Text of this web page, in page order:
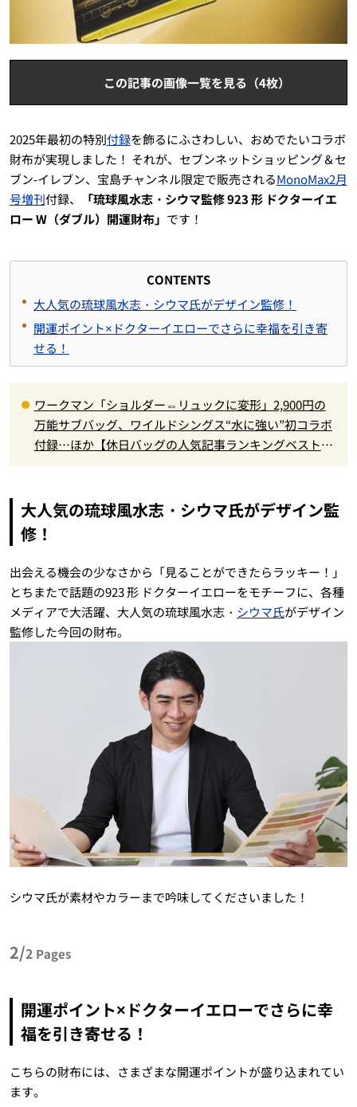
この記事の画像一覧を見る（4枚）
2025年最初の特別付録を飾るにふさわしい、おめでたいコラボ
財布が実現しました！ それが、セブンネットショッピング＆セ
ブン‐イレブン、宝島チャンネル限定で販売されるMonoMax2月
号増刊付録、
「琉球風水志・シウマ監修 923 形 ドクターイエ
ロー W（ダブル）開運財布」 です！
CONTENTS
大人気の琉球風水志・シウマ氏がデザイン監修！
開運ポイント×ドクターイエローでさらに幸福を引き寄
せる！
ワークマン「ショルダー⇔リュックに変形」2,900円の
万能サブバッグ、ワイルドシングス“水に強い”初コラボ
付録…ほか【休日バッグの人気記事ランキングベスト
大人気の琉球風水志・シウマ氏がデザイン監
修！
出会える機会の少なさから「見ることができたらラッキー！」
とちまたで話題の923 形 ドクターイエローをモチーフに、各種
メディアで大活躍、大人気の琉球風水志・ シウマ氏がデザイン
監修した今回の財布。
シウマ氏が素材やカラーまで吟味してくださいました！
2/2 Pages
開運ポイント×ドクターイエローでさらに幸
福を引き寄せる！
こちらの財布には、さまざまな開運ポイントが盛り込まれてい
ます。